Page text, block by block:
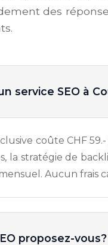
des
service SEO à
coûte CHF
la stratégie de
Aucun frais
proposez-vous?